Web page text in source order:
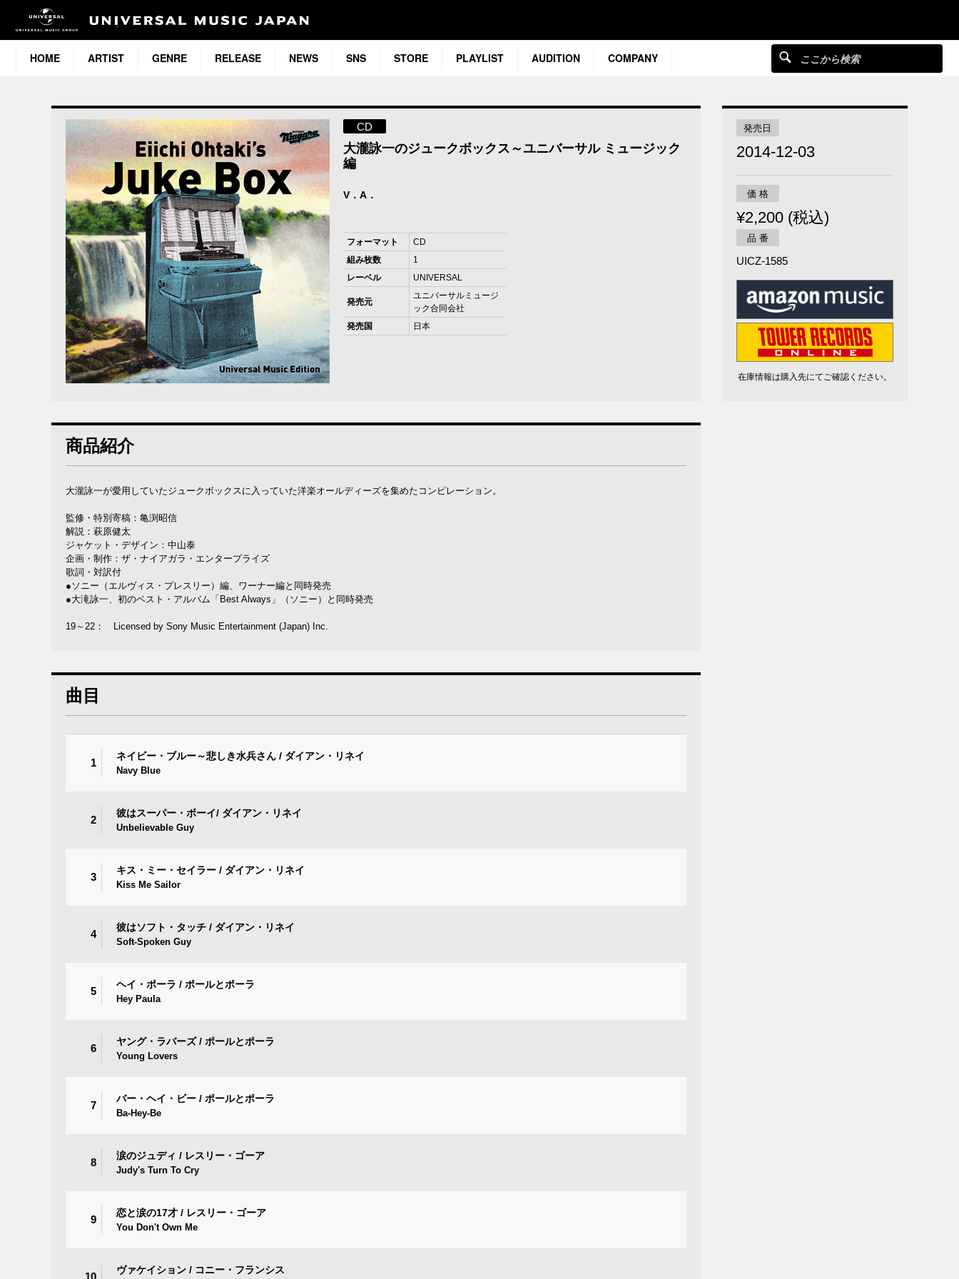
HOME ARTIST GENRE RELEASE NEWS SNS STORE PLAYLIST AUDITION COMPANY
CD
大瀧詠一のジュークボックス～ユニバーサル ミュージック
編
V．A．
フォーマット
CD
組み枚数
1
レーベル
UNIVERSAL
発売元
ユニバーサルミュージ
ック合同会社
発売国
日本
商品紹介
大瀧詠一が愛用していたジュークボックスに入っていた洋楽オールディーズを集めたコンピレーション。
監修・特別寄稿：亀渕昭信
解説：萩原健太
ジャケット・デザイン：中山泰
企画・制作：ザ・ナイアガラ・エンタープライズ
歌詞・対訳付
●ソニー（エルヴィス・プレスリー）編、ワーナー編と同時発売
●大滝詠一、初のベスト・アルバム「Best Always」（ソニー）と同時発売
19～22： Licensed by Sony Music Entertainment (Japan) Inc.
曲目
1
ネイビー・ブルー～悲しき水兵さん / ダイアン・リネイ
Navy Blue
2
彼はスーパー・ボーイ/ ダイアン・リネイ
Unbelievable Guy
3
キス・ミー・セイラー / ダイアン・リネイ
Kiss Me Sailor
4
彼はソフト・タッチ / ダイアン・リネイ
Soft-Spoken Guy
5
ヘイ・ポーラ / ポールとポーラ
Hey Paula
6
ヤング・ラバーズ / ポールとポーラ
Young Lovers
7
バー・ヘイ・ビー / ポールとポーラ
Ba-Hey-Be
8
涙のジュディ / レスリー・ゴーア
Judy's Turn To Cry
9
恋と涙の17才 / レスリー・ゴーア
You Don't Own Me
ヴァケイション / コニー・フランシス
発売日
2014-12-03
価 格
¥2,200 (税込)
品 番
UICZ-1585
在庫情報は購入先にてご確認ください。